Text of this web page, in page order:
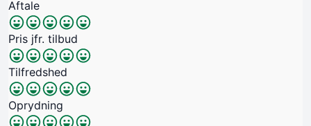
Aftale
Pris jfr. tilbud
Tilfredshed
Oprydning